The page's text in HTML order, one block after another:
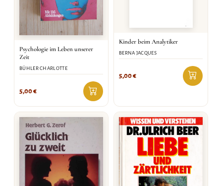
Psychologie im Leben unserer
Zeit
BÜHLER CHARLOTTE
5,00€
Kinder beim Analytiker
BERNA JACQUES
5,00€